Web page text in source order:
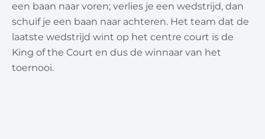
een baan naar voren; verlies je een wedstrijd, dan
schuif je een baan naar achteren. Het team dat de
laatste wedstrijd wint op het centre court is de
King of the Court en dus de winnaar van het
toernooi.